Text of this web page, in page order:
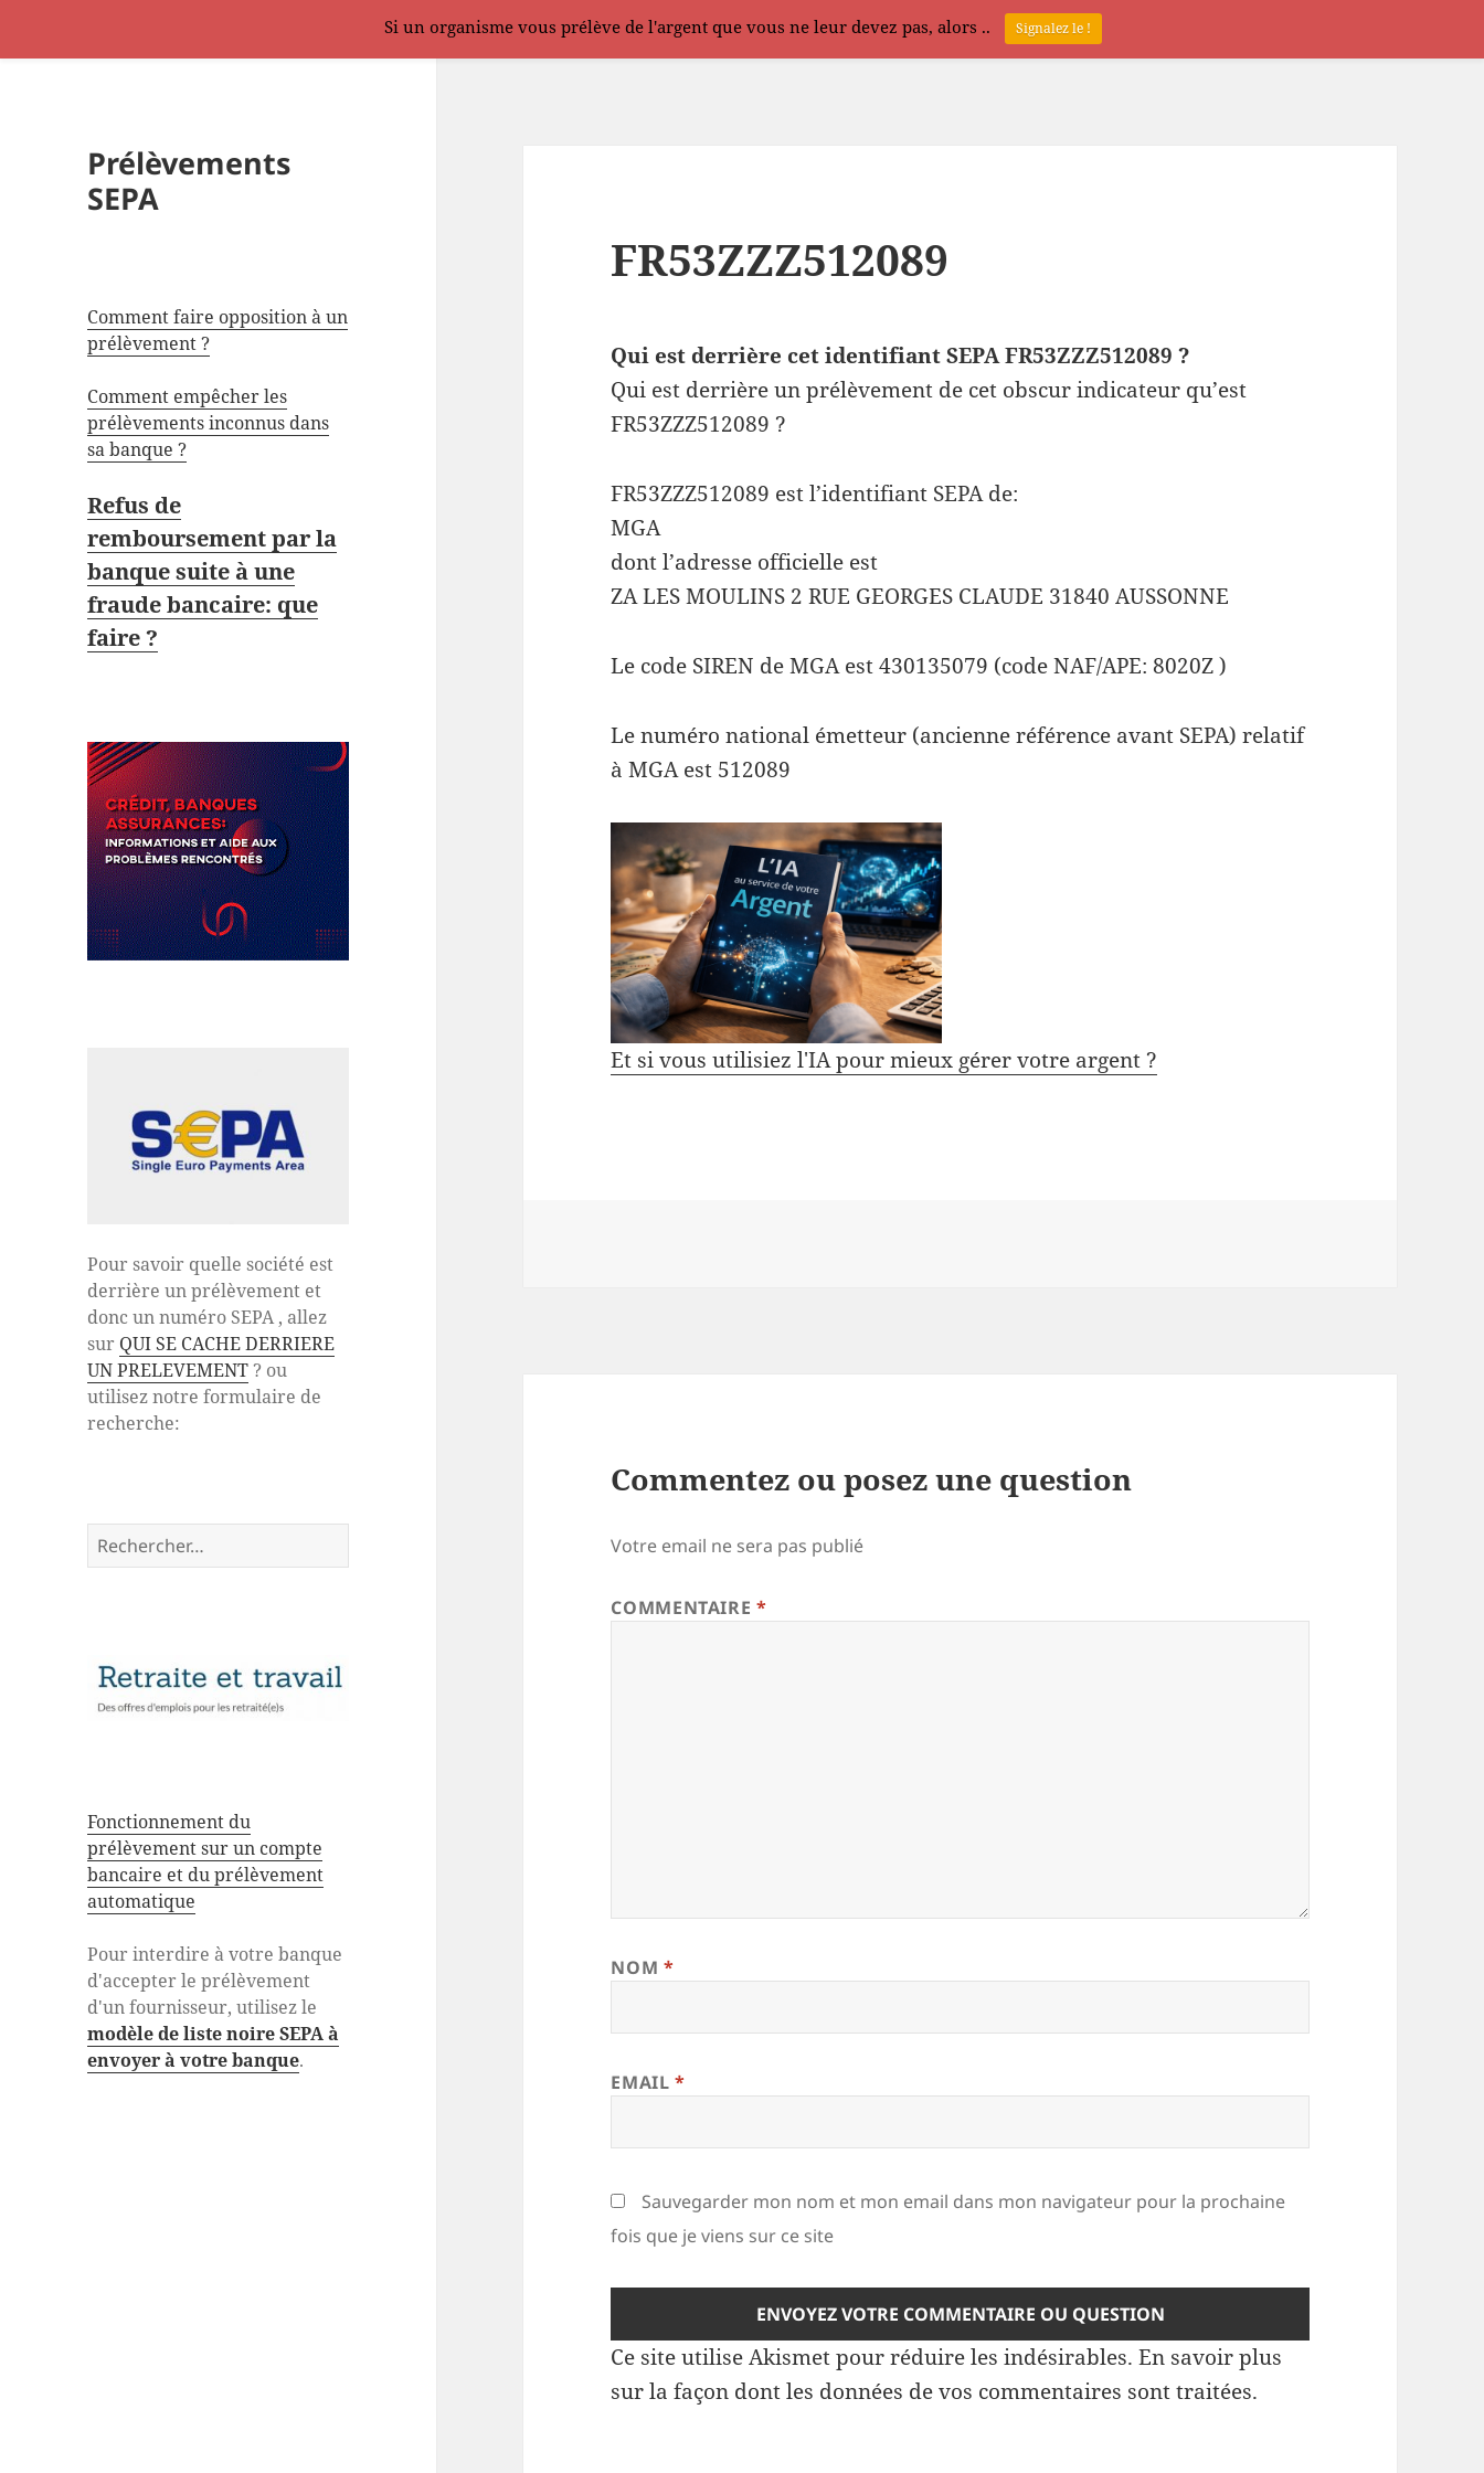
Prélèvements
SEPA
Comment faire opposition à un
prélèvement ?
Comment empêcher les
prélèvements inconnus dans
sa banque ?
Refus de
remboursement par la
banque suite à une
fraude bancaire: que
faire ?
Pour savoir quelle société est
derrière un prélèvement et
donc un numéro SEPA , allez
sur QUI SE CACHE DERRIERE
UN PRELEVEMENT? ou
utilisez notre formulaire de
recherche:
Rechercher :
Fonctionnement du
prélèvement sur un compte
bancaire et du prélèvement
automatique
Pour interdire à votre banque
d'accepter le prélèvement
d'un fournisseur, utilisez le
modèle de liste noire SEPA à
envoyer à votre banque.
FR53ZZZ512089
Qui est derrière cet identifiant SEPA FR53ZZZ512089 ?
Qui est derrière un prélèvement de cet obscur indicateur qu’est
FR53ZZZ512089 ?
FR53ZZZ512089 est l’identifiant SEPA de:
MGA
dont l’adresse officielle est
ZA LES MOULINS 2 RUE GEORGES CLAUDE 31840 AUSSONNE
Le code SIREN de MGA est 430135079 (code NAF/APE: 8020Z )
Le numéro national émetteur (ancienne référence avant SEPA) relatif
à MGA est 512089
Et si vous utilisiez l'IA pour mieux gérer votre argent ?
Commentez ou posez une question
Votre email ne sera pas publié
COMMENTAIRE*
NOM *
EMAIL*
Sauvegarder mon nom et mon email dans mon navigateur pour la prochaine
fois que je viens sur ce site
Ce site utilise Akismet pour réduire les indésirables.En savoir plus
sur la façon dont les données de vos commentaires sont traitées.
Si un organisme vous prélève de l'argent que vous ne leur devez pas, alors .. Signalez le !